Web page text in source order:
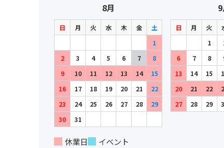
8月
日 月 火 水 木 金
土
1
2
3 4 5 6 7
8
9
10 11 12 13 14
15
16
17 18 19 20 21
22
23
24 25 26 27 28
29
30
31
日 月 火
1
6
7 8
13
14 15
20
21 22
27
28 29
休業日 イベント